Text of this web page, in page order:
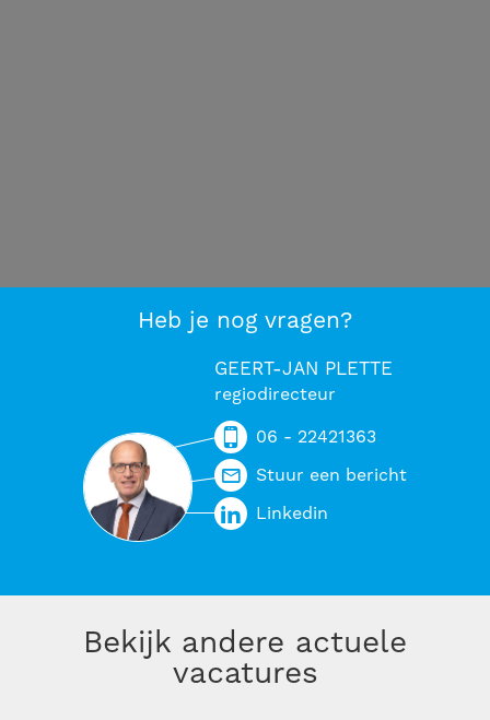
Heb je nog vragen?
GEERT-JAN PLETTE
regiodirecteur
06 - 22421363
Stuur een bericht
Linkedin
Bekijk andere actuele
vacatures